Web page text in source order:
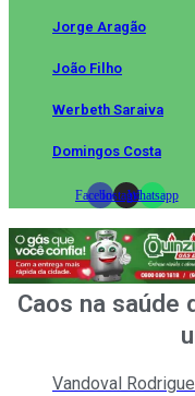
Jorge Aragão
João Filho
Werbeth Saraiva
Domingos Costa
FacebookInstagramWhatsapp
Caos na saúde
Vandoval